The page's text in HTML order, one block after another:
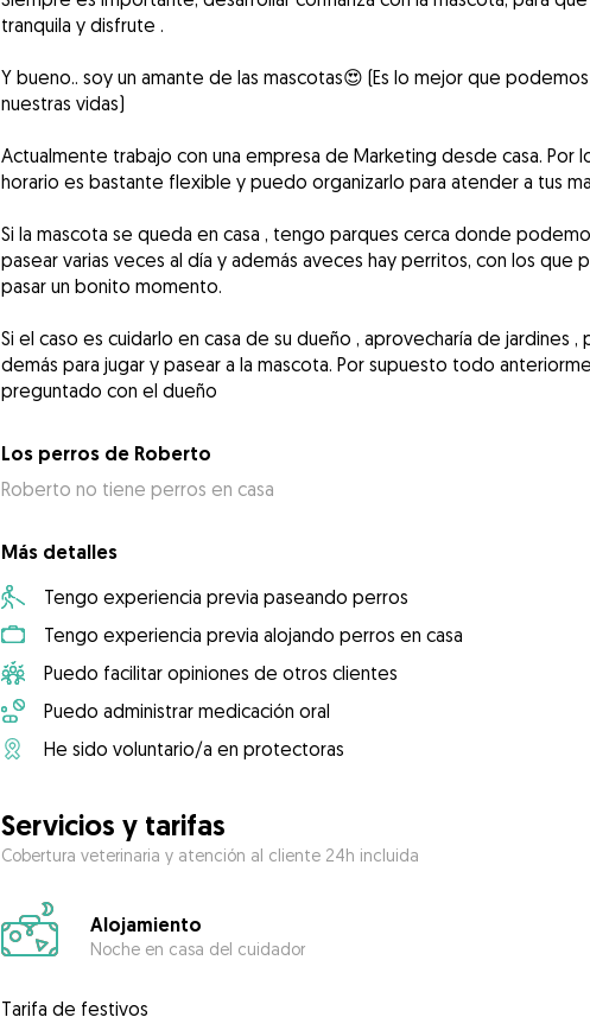
tranquila y disfrute .
Y bueno.. soy un amante de las mascotas😍 (Es lo mejor que
nuestras vidas)
Actualmente trabajo con una empresa de Marketing desde casa. Por
horario es bastante flexible y puedo organizarlo para atender a tus
Si la mascota se queda en casa , tengo parques cerca donde
pasear varias veces al día y además aveces hay perritos, con los que
pasar un bonito momento.
Si el caso es cuidarlo en casa de su dueño , aprovecharía de jardines ,
demás para jugar y pasear a la mascota. Por supuesto todo
preguntado con el dueño
Los perros de Roberto
Roberto no tiene perros en casa
Más detalles
Tengo experiencia previa paseando perros
Tengo experiencia previa alojando perros en casa
Puedo facilitar opiniones de otros clientes
Puedo administrar medicación oral
He sido voluntario/a en protectoras
Servicios y tarifas
Cobertura veterinaria y atención al cliente 24h incluida
Alojamiento
Noche en casa del cuidador
Tarifa de festivos